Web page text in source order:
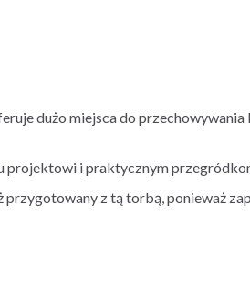
dużo miejsca do
projektowi i praktycznym
z tą torbą, ponieważ